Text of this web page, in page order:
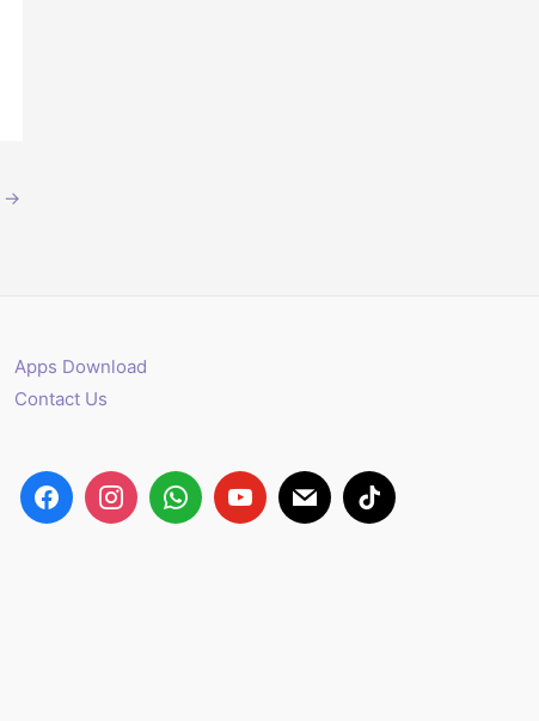
→
Apps Download
Contact Us